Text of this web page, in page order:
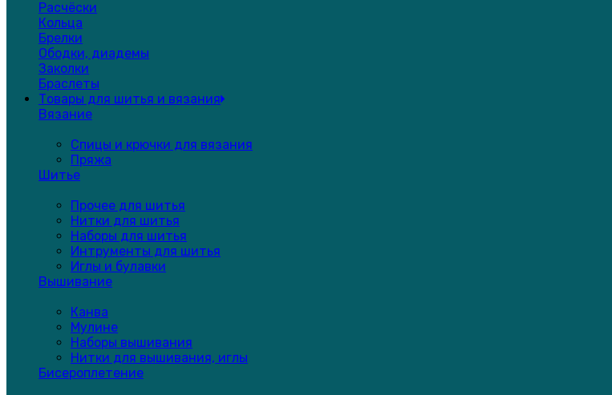
Расчёски
Кольца
Брелки
Ободки, диадемы
Заколки
Браслеты
Товары для шитья и вязания
Вязание
Спицы и крючки для вязания
Пряжа
Шитье
Прочее для шитья
Нитки для шитья
Наборы для шитья
Интрументы для шитья
Иглы и булавки
Вышивание
Канва
Мулине
Наборы вышивания
Нитки для вышивания, иглы
Бисероплетение